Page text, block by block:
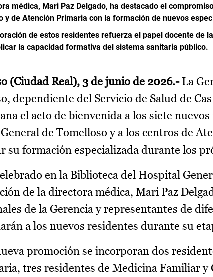
médica, Mari Paz Delgado, ha destacado el
y de Atención Primaria con la formación de nuevos
de estos residentes refuerza el papel docente de
la capacidad formativa del sistema sanitaria público.
(Ciudad Real), 3 de junio de 2026.-La
dependiente del Servicio de Salud de
el acto de bienvenida a los siete
de Tomelloso y a los centros de
su formación especializada durante los
en la Biblioteca del Hospital
de la directora médica, Mari Paz
de la Gerencia y representantes de
a los nuevos residentes durante su
promoción se incorporan dos
tres residentes de Medicina Familiar